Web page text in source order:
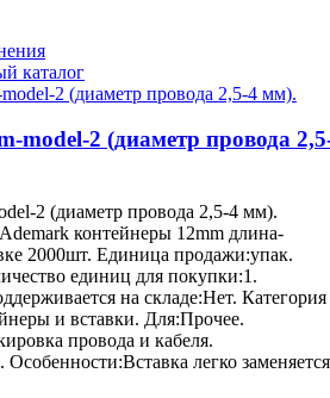
каталог
model-2 (диаметр провода
2 (диаметр провода 2,5-4 мм).
контейнеры 12mm длина-
2000шт. Единица продажи:упак.
единиц для покупки:1.
на складе:Нет. Категория
и вставки. Для:Прочее.
провода и кабеля.
легко заменяется